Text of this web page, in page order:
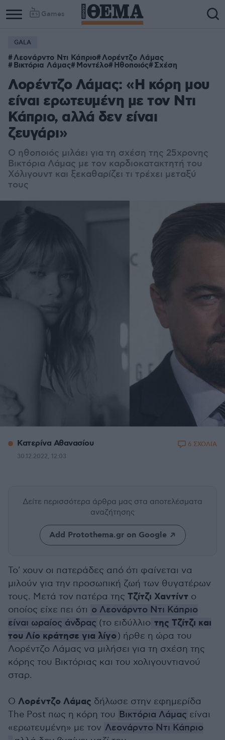
Games
GALA
Λεονάρντο Ντι Κάπριο Λορέντζο Λάμας
Βικτόρια Λάμας Μοντέλο Ηθοποιός Σχέση
Λορέντζο Λάμας: «Η κόρη μου
είναι ερωτευμένη με τον Ντι
Κάπριο, αλλά δεν είναι
ζευγάρι»
Ο ηθοποιός μιλάει για τη σχέση της 25χρονης
Βικτόρια Λάμας με τον καρδιοκατακτητή του
Χόλιγουντ και ξεκαθαρίζει τι τρέχει μεταξύ
τους
Κατερίνα Αθανασίου
30.12.2022, 12:03
6 ΣΧΟΛΙΑ
Δείτε περισσότερα άρθρα μας στα αποτελέσματα
αναζήτησης
Add Protothema.gr on Google
Το' χουν οι πατεράδες από ότι φαίνεται να
μιλούν για την προσωπική ζωή των θυγατέρων
τους. Μετά τον πατέρα της Τζίτζι Χαντίντ ο
οποίος είχε πει ότι ο Λεονάρντο Ντι Κάπριο
είναι ωραίος άνδρας (το ειδύλλιο της Τζίτζι και
του Λίο κράτησε για λίγο) ήρθε η ώρα του
Λορέντζο Λάμας να μιλήσει για τη σχέση της
κόρης του Βικτόριας και του χολιγουντιανού
σταρ.
Ο Λορέντζο Λάμας δήλωσε στην εφημερίδα
The Post πως η κόρη του Βικτόρια Λάμας είναι
«ερωτευμένη» με τον Λεονάρντο Ντι Κάπριο